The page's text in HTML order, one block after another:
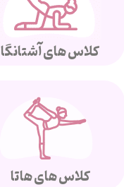
کلاس های آشتانگا
کلاس های هاتا